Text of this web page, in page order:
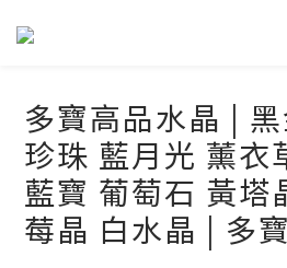
多寶高品水晶 |
珍珠 藍月光 薰衣
藍寶 葡萄石 黃塔
莓晶 白水晶 | 多